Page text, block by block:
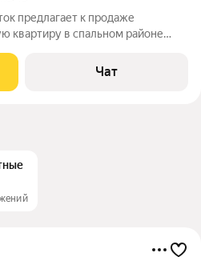
предлагает к продаже
квартиру в спальном районе
квартиры: +
этаж (самый
Чат